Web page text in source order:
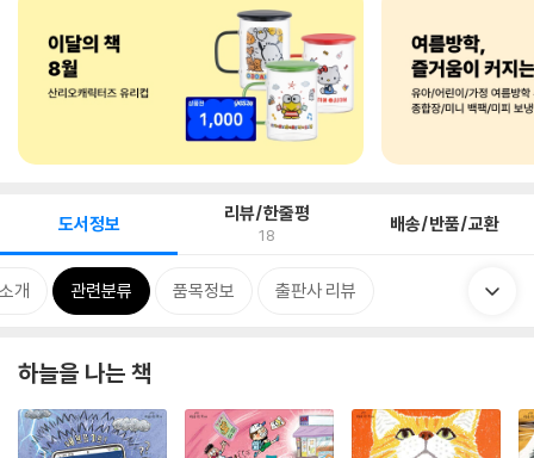
도서정보 리뷰/한줄평
18 배송/반품/교환
개 관련분류 품목정보 출판사 리뷰
하늘을 나는 책